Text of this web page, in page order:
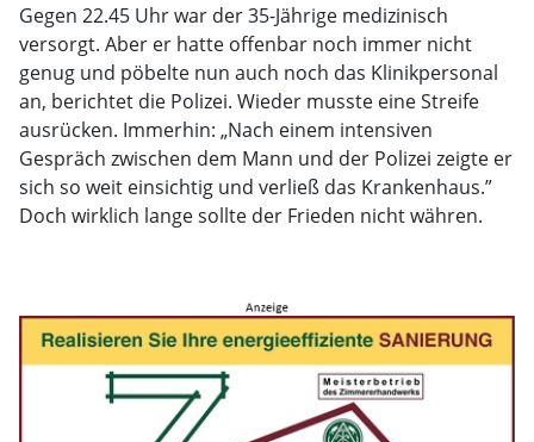
Gegen 22.45 Uhr war der 35-Jährige medizinisch
versorgt. Aber er hatte offenbar noch immer nicht
genug und pöbelte nun auch noch das Klinikpersonal
an, berichtet die Polizei. Wieder musste eine Streife
ausrücken. Immerhin: „Nach einem intensiven
Gespräch zwischen dem Mann und der Polizei zeigte er
sich so weit einsichtig und verließ das Krankenhaus.”
Doch wirklich lange sollte der Frieden nicht währen.